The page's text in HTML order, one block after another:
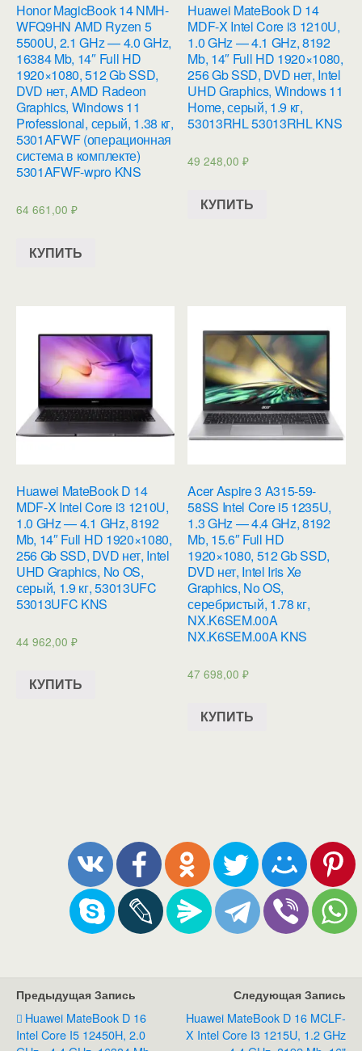
Honor MagicBook 14 NMH-
WFQ9HN AMD Ryzen 5
5500U, 2.1 GHz — 4.0 GHz,
16384 Mb, 14″ Full HD
1920×1080, 512 Gb SSD,
DVD нет, AMD Radeon
Graphics, Windows 11
Professional, серый, 1.38 кг,
5301AFWF (операционная
система в комплекте)
5301AFWF-wpro KNS
64 661,00 ₽
КУПИТЬ
Huawei MateBook D 14
MDF-X Intel Core i3 1210U,
1.0 GHz — 4.1 GHz, 8192
Mb, 14″ Full HD 1920×1080,
256 Gb SSD, DVD нет, Intel
UHD Graphics, Windows 11
Home, серый, 1.9 кг,
53013RHL 53013RHL KNS
49 248,00₽
КУПИТЬ
Huawei MateBook D 14
MDF-X Intel Core i3 1210U,
1.0 GHz — 4.1 GHz, 8192
Mb, 14″ Full HD 1920×1080,
256 Gb SSD, DVD нет, Intel
UHD Graphics, No OS,
серый, 1.9 кг, 53013UFC
53013UFC KNS
44 962,00 ₽
КУПИТЬ
Acer Aspire 3 A315-59-
58SS Intel Core i5 1235U,
1.3 GHz — 4.4 GHz, 8192
Mb, 15.6″ Full HD
1920×1080, 512 Gb SSD,
DVD нет, Intel Iris Xe
Graphics, No OS,
серебристый, 1.78 кг,
NX.K6SEM.00A
NX.K6SEM.00A KNS
47 698,00₽
КУПИТЬ
Предыдущая Запись
Huawei MateBook D 16
Intel Core I5 12450H, 2.0
Следующая Запись
Huawei MateBook D 16 MCLF-
X Intel Core I3 1215U, 1.2 GHz